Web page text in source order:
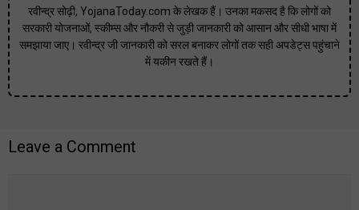
रवीन्द्र सोढ़ी, YojanaToday.com के लेखक हैं। उनका मकसद है कि लोगों को
सरकारी योजनाओं, स्कीम्स और नौकरी से जुड़ी जानकारी को आसान और सीधी भाषा में
समझाया जाए। रवीन्द्र जी जानकारी को सरल बनाकर लोगों तक सही अपडेट्स पहुंचाने
में यकीन रखते हैं।
Leave a Comment